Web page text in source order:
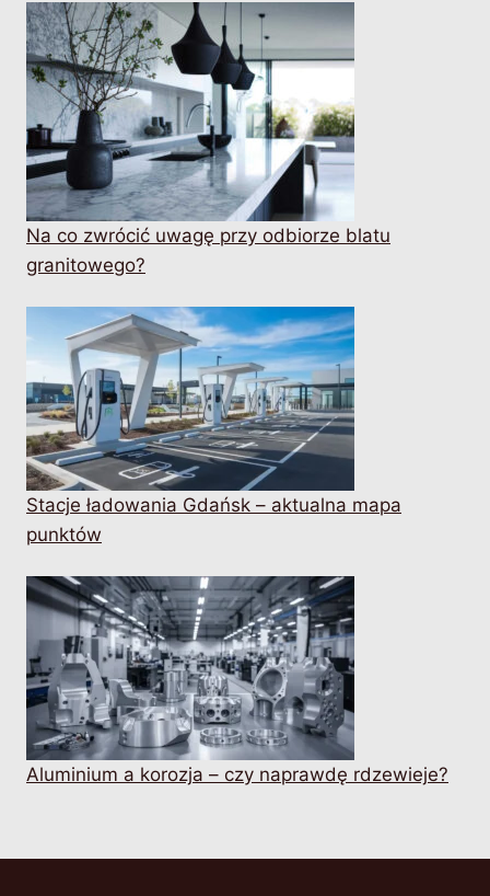
Na co zwrócić uwagę przy odbiorze blatu
granitowego?
Stacje ładowania Gdańsk – aktualna mapa
punktów
Aluminium a korozja – czy naprawdę rdzewieje?